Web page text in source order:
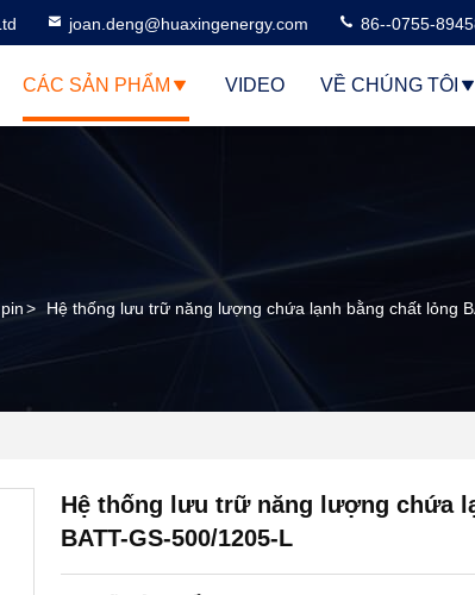
joan.deng@huaxingenergy.com 86--0755-
CÁC SẢN PHẨM VIDEO VỀ CHÚNG TÔI
> Hệ thống lưu trữ năng lượng chứa lạnh bằng chất lỏng
Hệ thống lưu trữ năng lượng chứa
BATT-GS-500/1205-L